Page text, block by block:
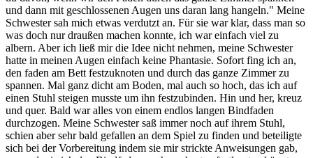
und dann mit geschlossenen Augen uns daran lang hangeln." Meine
Schwester sah mich etwas verdutzt an. Für sie war klar, dass man so
was doch nur draußen machen konnte, ich war einfach viel zu
albern. Aber ich ließ mir die Idee nicht nehmen, meine Schwester
hatte in meinen Augen einfach keine Phantasie. Sofort fing ich an,
den faden am Bett festzuknoten und durch das ganze Zimmer zu
spannen. Mal ganz dicht am Boden, mal auch so hoch, das ich auf
einen Stuhl steigen musste um ihn festzubinden. Hin und her, kreuz
und quer. Bald war alles von einem endlos langen Bindfaden
durchzogen. Meine Schwester saß immer noch auf ihrem Stuhl,
schien aber sehr bald gefallen an dem Spiel zu finden und beteiligte
sich bei der Vorbereitung indem sie mir strickte Anweisungen gab,